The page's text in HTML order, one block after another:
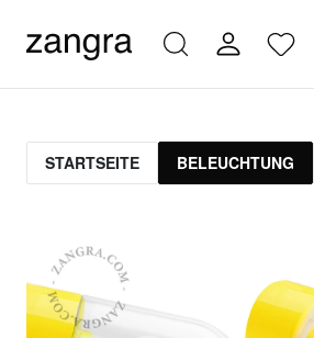
STARTSEITE BELEUCHTUNG